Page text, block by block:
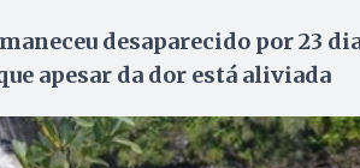
desaparecido por 23
apesar da dor está aliviada